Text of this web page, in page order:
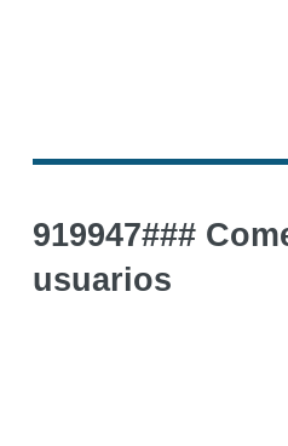
919947###
usuarios